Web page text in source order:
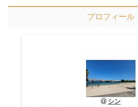
プロフィール
シン